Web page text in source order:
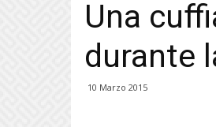
Una
durante
10 Marzo 2015